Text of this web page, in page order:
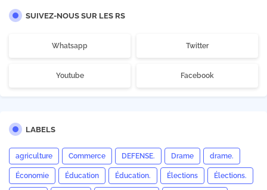
SUIVEZ-NOUS SUR LES RS
Whatsapp Twitter
Youtube Facebook
LABELS
agriculture Commerce DEFENSE. Drame drame.
Économie Éducation Éducation. Élections Élections.